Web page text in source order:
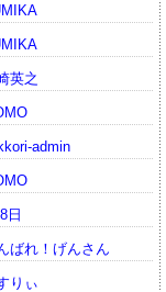
英之
admin
日
ばれ！げんさん
りぃ